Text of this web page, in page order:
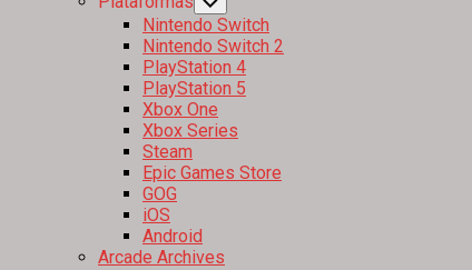
Menu
Child
Menu
Nintendo Switch
Nintendo Switch 2
PlayStation 4
PlayStation 5
Xbox One
Xbox Series
Steam
Epic Games Store
GOG
iOS
Android
Arcade Archives